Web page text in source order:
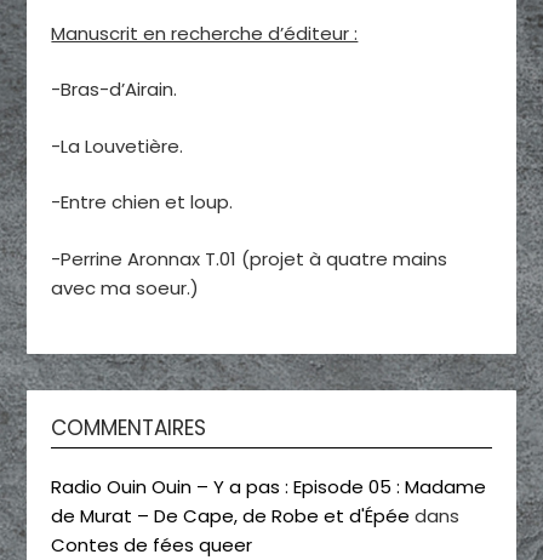
Manuscrit en recherche d’éditeur :
-Bras-d’Airain.
-La Louvetière.
-Entre chien et loup.
-Perrine Aronnax T.01 (projet à quatre mains
avec ma soeur.)
COMMENTAIRES
Radio Ouin Ouin – Y a pas : Episode 05 : Madame
de Murat – De Cape, de Robe et d'Épée dans
Contes de fées queer